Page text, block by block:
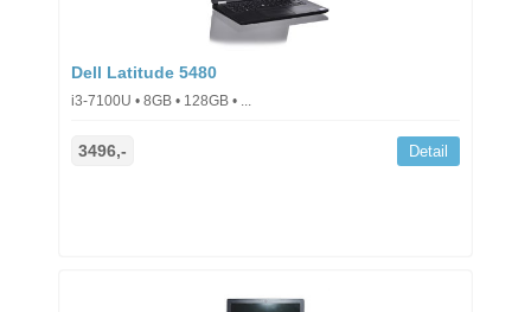
Dell Latitude 5480
i3-7100U • 8GB • 128GB • ...
3496,- Detail